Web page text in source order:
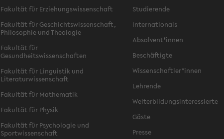
Fakultät für Erziehungswissenschaft
Fakultät für Geschichtswissenschaft,
Philosophie und Theologie
Fakultät für
Gesundheitswissenschaften
Fakultät für Linguistik und
Literaturwissenschaft
Fakultät für Mathematik
Fakultät für Physik
Fakultät für Psychologie und
Sportwissenschaft
Studierende
Internationals
Absolvent*innen
Beschäftigte
Wissenschaftler*innen
Lehrende
Weiterbildungsinteressierte
Gäste
Presse